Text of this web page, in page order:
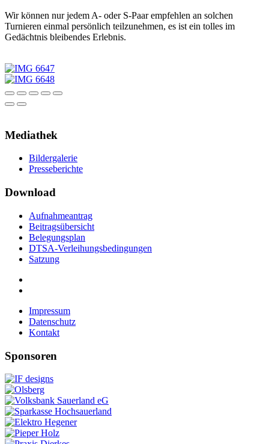
Wir können nur jedem A- oder S-Paar empfehlen an solchen
Turnieren einmal persönlich teilzunehmen, es ist ein tolles im
Gedächtnis bleibendes Erlebnis.
Mediathek
Bildergalerie
Presseberichte
Download
Aufnahmeantrag
Beitragsübersicht
Belegungsplan
DTSA-Verleihungsbedingungen
Satzung
Impressum
Datenschutz
Kontakt
Sponsoren